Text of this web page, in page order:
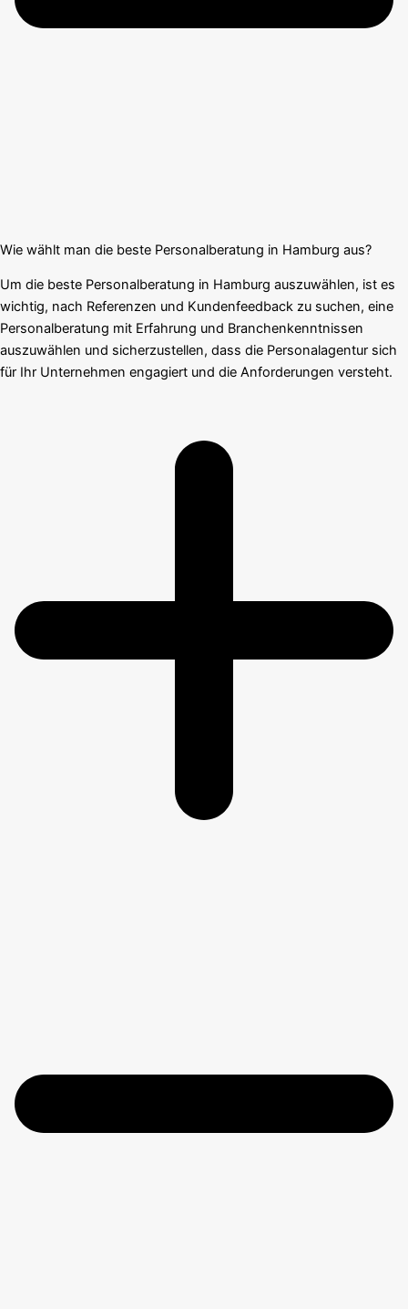
Wie wählt man die beste Personalberatung in Hamburg aus?
Um die beste Personalberatung in Hamburg auszuwählen, ist es
wichtig, nach Referenzen und Kundenfeedback zu suchen, eine
Personalberatung mit Erfahrung und Branchenkenntnissen
auszuwählen und sicherzustellen, dass die Personalagentur sich
für Ihr Unternehmen engagiert und die Anforderungen versteht.